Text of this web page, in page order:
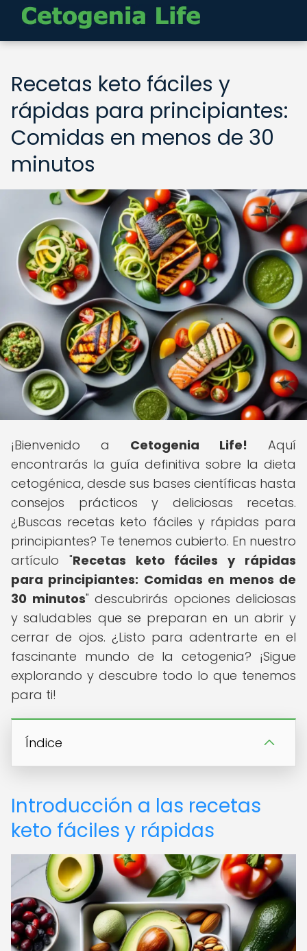
Recetas keto fáciles y
rápidas para principiantes:
Comidas en menos de 30
minutos
¡Bienvenido a Cetogenia Life! Aquí
encontrarás la guía definitiva sobre la dieta
cetogénica, desde sus bases científicas hasta
consejos prácticos y deliciosas recetas.
¿Buscas recetas keto fáciles y rápidas para
principiantes? Te tenemos cubierto. En nuestro
artículo "Recetas keto fáciles y rápidas
para principiantes: Comidas en menos de
30 minutos" descubrirás opciones deliciosas
y saludables que se preparan en un abrir y
cerrar de ojos. ¿Listo para adentrarte en el
fascinante mundo de la cetogenia? ¡Sigue
explorando y descubre todo lo que tenemos
para ti!
Índice
Introducción a las recetas
keto fáciles y rápidas